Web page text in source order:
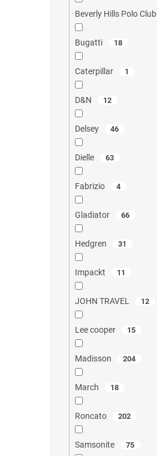
Beverly Hills Polo Club
Bugatti 18
Caterpillar 1
D&N 12
Delsey 46
Dielle 63
Fabrizio 4
Gladiator 66
Hedgren 31
Impackt 11
JOHN TRAVEL 12
Lee cooper 15
Madisson 204
March 18
Roncato 202
Samsonite 75